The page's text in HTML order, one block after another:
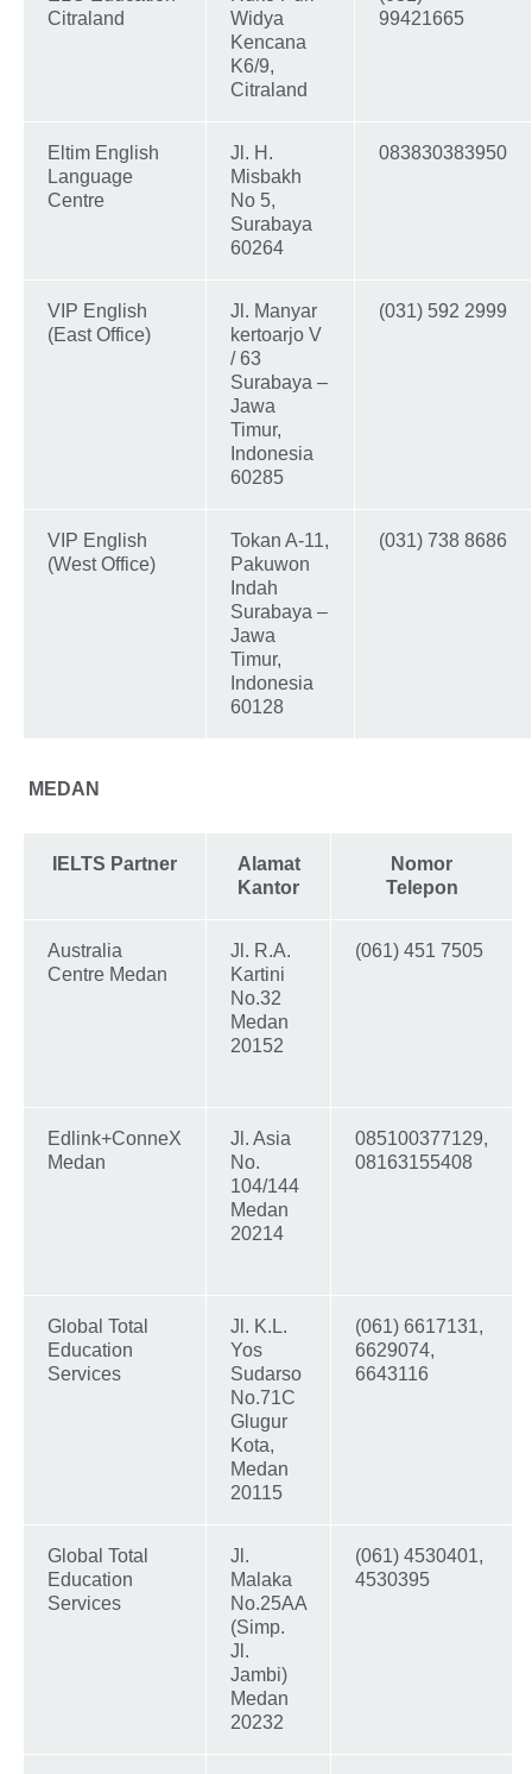
Citraland
Widya
Kencana
K6/9,
Citraland
99421665
Eltim English
Language
Centre
Jl. H.
Misbakh
No 5,
Surabaya
60264
083830383950
VIP English
(East Office)
Jl. Manyar
kertoarjo V
/ 63
Surabaya –
Jawa
Timur,
Indonesia
60285
(031) 592 2999
VIP English
(West Office)
Tokan A-11,
Pakuwon
Indah
Surabaya –
Jawa
Timur,
Indonesia
60128
(031) 738 8686
MEDAN
IELTS Partner
Alamat
Kantor
Nomor
Telepon
Australia
Centre Medan
Jl. R.A.
Kartini
No.32
Medan
20152
(061) 451 7505
Edlink+ConneX
Medan
Jl. Asia
No.
104/144
Medan
20214
085100377129,
08163155408
Global Total
Education
Services
Jl. K.L.
Yos
Sudarso
No.71C
Glugur
Kota,
Medan
20115
(061) 6617131,
6629074,
6643116
Global Total
Education
Services
Jl.
Malaka
No.25AA
(Simp.
Jl.
Jambi)
Medan
20232
(061) 4530401,
4530395